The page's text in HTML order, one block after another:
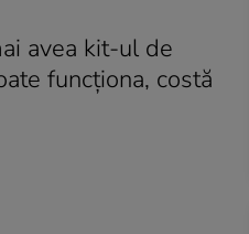
avea kit-ul de
funcționa, costă